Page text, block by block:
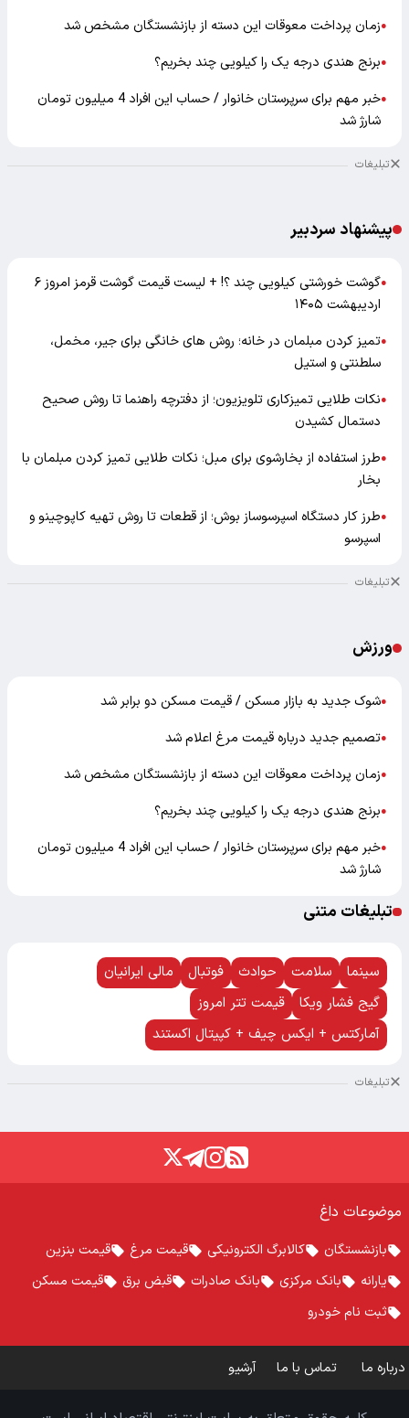
●زمان پرداخت معوقات این دسته از بازنشستگان مشخص شد
●برنج هندی درجه یک را کیلویی چند بخریم؟
●
خبر مهم برای سرپرستان خانوار / حساب این افراد 4 میلیون تومان
شارژ شد
تبلیغات
پیشنهاد سردبیر
●
گوشت خورشتی کیلویی چند ؟! + لیست قیمت گوشت قرمز امروز ۶
اردیبهشت ۱۴۰۵
●تمیز کردن مبلمان در خانه؛ روش های خانگی برای جیر، مخمل،
سلطنتی و استیل
●نکات طلایی تمیزکاری تلویزیون؛ از دفترچه راهنما تا روش صحیح
دستمال کشیدن
●طرز استفاده از بخارشوی برای مبل؛ نکات طلایی تمیز کردن مبلمان با
بخار
●طرز کار دستگاه اسپرسوساز بوش؛ از قطعات تا روش تهیه کاپوچینو و
اسپرسو
تبلیغات
ورزش
●شوک جدید به بازار مسکن / قیمت مسکن دو برابر شد
●تصمیم جدید درباره قیمت مرغ اعلام شد
●زمان پرداخت معوقات این دسته از بازنشستگان مشخص شد
●برنج هندی درجه یک را کیلویی چند بخریم؟
●
خبر مهم برای سرپرستان خانوار / حساب این افراد 4 میلیون تومان
شارژ شد
تبلیغات متنی
سینما سلامت حوادث فوتبال
مالی ایرانیان
گیج فشار ویکا
قیمت تتر امروز
آمارکتس + ایکس چیف + کپیتال اکستند
تبلیغات
موضوعات داغ
بازنشستگان کالابرگ الکترونیکی قیمت مرغ
قیمت بنزین
یارانه
بانک مرکزی بانک صادرات قبض برق
قیمت مسکن
ثبت نام خودرو
درباره ما تماس با ما آرشیو